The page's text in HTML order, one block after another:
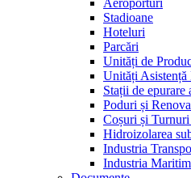
Aeroporturi
Stadioane
Hoteluri
Parcări
Unități de
Unități Asistență
Stații de epurare
Poduri și
Coșuri și
Hidroizolarea
Industria
Industria